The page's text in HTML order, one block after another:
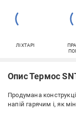
ЛІХТАРІ
Опис Термос
Продумана
напій гарячим і, як